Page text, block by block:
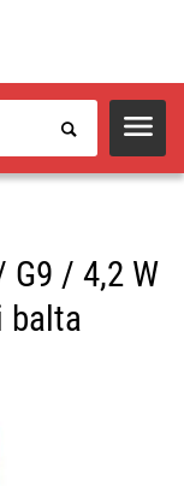
G9 / 4,2 W
balta